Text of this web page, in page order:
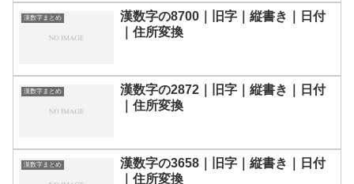
漢数字まとめ
漢数字の8700｜旧字｜縦書き｜日付
｜住所変換
漢数字まとめ
漢数字の2872｜旧字｜縦書き｜日付
｜住所変換
漢数字まとめ
漢数字の3658｜旧字｜縦書き｜日付
｜住所変換